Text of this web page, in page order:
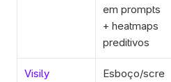
em prompts
+ heatmaps
preditivos
Visily
Esboço/scre